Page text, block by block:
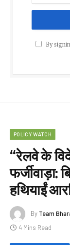
By
POLICY WATCH
“रेलवे के
फर्जीवाड़ा:
हथियाईं
By Team
4 Mins Read